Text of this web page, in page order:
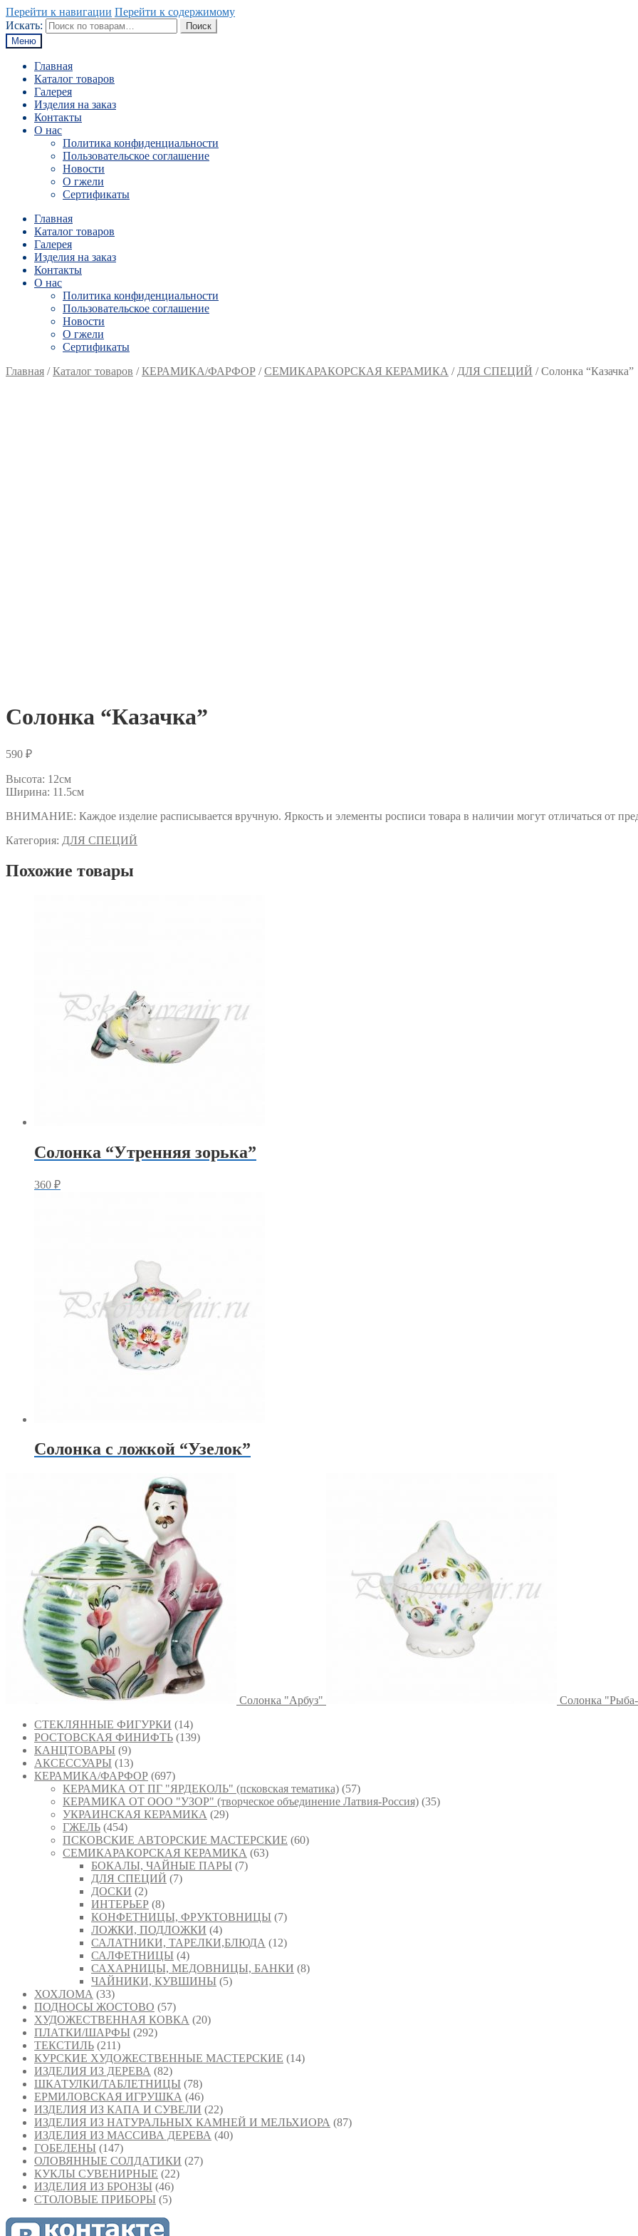
Перейти к навигации Перейти к содержимому
Искать:
Поиск
Меню
Главная
Каталог товаров
Галерея
Изделия на заказ
Контакты
О нас
Политика конфиденциальности
Пользовательское соглашение
Новости
О гжели
Сертификаты
Главная
Каталог товаров
Галерея
Изделия на заказ
Контакты
О нас
Политика конфиденциальности
Пользовательское соглашение
Новости
О гжели
Сертификаты
Главная /Каталог товаров /КЕРАМИКА/ФАРФОР /СЕМИКАРАКОРСКАЯ КЕРАМИКА / ДЛЯ СПЕЦИЙ /Солонка “Казачка”
Солонка “Казачка”
590 ₽
Высота: 12см
Ширина: 11.5см
ВНИМАНИЕ: Каждое изделие расписывается вручную. Яркость и элементы росписи товара в наличии могут отличаться от
Категория: ДЛЯ СПЕЦИЙ
Похожие товары
Солонка “Утренняя зорька”
360 ₽
Солонка с ложкой “Узелок”
Солонка "Арбуз"
Солонка
СТЕКЛЯННЫЕ ФИГУРКИ (14)
РОСТОВСКАЯ ФИНИФТЬ (139)
КАНЦТОВАРЫ (9)
АКСЕССУАРЫ (13)
КЕРАМИКА/ФАРФОР (697)
КЕРАМИКА ОТ ПГ "ЯРДЕКОЛЬ" (псковская тематика) (57)
КЕРАМИКА ОТ ООО "УЗОР" (творческое объединение Латвия-Россия) (35)
УКРАИНСКАЯ КЕРАМИКА (29)
ГЖЕЛЬ (454)
ПСКОВСКИЕ АВТОРСКИЕ МАСТЕРСКИЕ (60)
СЕМИКАРАКОРСКАЯ КЕРАМИКА (63)
БОКАЛЫ, ЧАЙНЫЕ ПАРЫ (7)
ДЛЯ СПЕЦИЙ (7)
ДОСКИ (2)
ИНТЕРЬЕР (8)
КОНФЕТНИЦЫ, ФРУКТОВНИЦЫ (7)
ЛОЖКИ, ПОДЛОЖКИ (4)
САЛАТНИКИ, ТАРЕЛКИ,БЛЮДА (12)
САЛФЕТНИЦЫ (4)
САХАРНИЦЫ, МЕДОВНИЦЫ, БАНКИ (8)
ЧАЙНИКИ, КУВШИНЫ (5)
ХОХЛОМА (33)
ПОДНОСЫ ЖОСТОВО (57)
ХУДОЖЕСТВЕННАЯ КОВКА (20)
ПЛАТКИ/ШАРФЫ (292)
ТЕКСТИЛЬ (211)
КУРСКИЕ ХУДОЖЕСТВЕННЫЕ МАСТЕРСКИЕ (14)
ИЗДЕЛИЯ ИЗ ДЕРЕВА (82)
ШКАТУЛКИ/ТАБЛЕТНИЦЫ (78)
ЕРМИЛОВСКАЯ ИГРУШКА (46)
ИЗДЕЛИЯ ИЗ КАПА И СУВЕЛИ (22)
ИЗДЕЛИЯ ИЗ НАТУРАЛЬНЫХ КАМНЕЙ И МЕЛЬХИОРА (87)
ИЗДЕЛИЯ ИЗ МАССИВА ДЕРЕВА (40)
ГОБЕЛЕНЫ (147)
ОЛОВЯННЫЕ СОЛДАТИКИ (27)
КУКЛЫ СУВЕНИРНЫЕ (22)
ИЗДЕЛИЯ ИЗ БРОНЗЫ (46)
СТОЛОВЫЕ ПРИБОРЫ (5)